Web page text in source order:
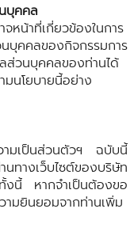
บุคคล
จหน้าที่เกี่ยวข้องในการ
บุคคลของกิจกรรมการ
ส่วนบุคคลของท่านได้
มนโยบายนี้อย่าง
วามเป็นส่วนตัวฯ ฉบับนี้
นทางเว็บไซต์ของบริษัท
งนี้ หากจำเป็นต้องขอ
ามยินยอมจากท่านเพิ่ม